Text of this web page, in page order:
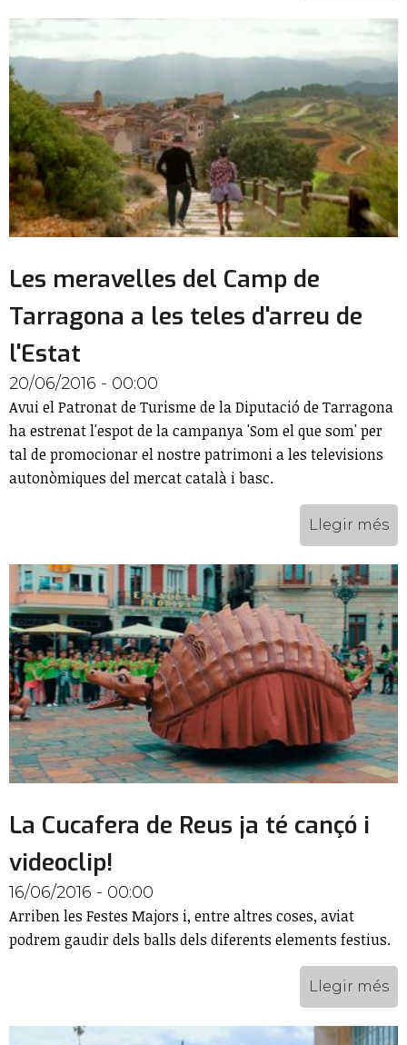
Les meravelles del Camp de
Tarragona a les teles d'arreu de
l'Estat
20/06/2016 - 00:00
Avui el Patronat de Turisme de la Diputació de Tarragona
ha estrenat l'espot de la campanya 'Som el que som' per
tal de promocionar el nostre patrimoni a les televisions
autonòmiques del mercat català i basc.
Llegir més
La Cucafera de Reus ja té cançó i
videoclip!
16/06/2016 - 00:00
Arriben les Festes Majors i, entre altres coses, aviat
podrem gaudir dels balls dels diferents elements festius.
Llegir més